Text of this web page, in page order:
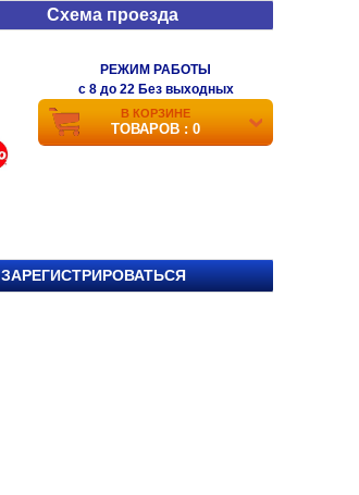
Схема проезда
РЕЖИМ РАБОТЫ
c 8 до 22 Без выходных
В КОРЗИНЕ
ТОВАРОВ : 0
ЗАРЕГИСТРИРОВАТЬСЯ